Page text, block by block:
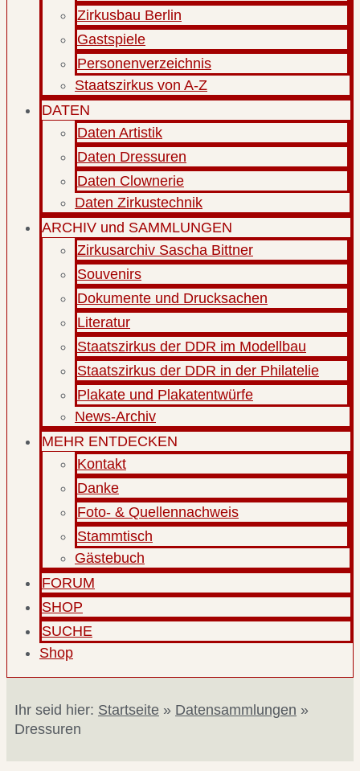
Zirkusbau Berlin
Gastspiele
Personenverzeichnis
Staatszirkus von A-Z
DATEN
Daten Artistik
Daten Dressuren
Daten Clownerie
Daten Zirkustechnik
ARCHIV und SAMMLUNGEN
Zirkusarchiv Sascha Bittner
Souvenirs
Dokumente und Drucksachen
Literatur
Staatszirkus der DDR im Modellbau
Staatszirkus der DDR in der Philatelie
Plakate und Plakatentwürfe
News-Archiv
MEHR ENTDECKEN
Kontakt
Danke
Foto- & Quellennachweis
Stammtisch
Gästebuch
FORUM
SHOP
SUCHE
Shop
Ihr seid hier: Startseite » Datensammlungen »
Dressuren